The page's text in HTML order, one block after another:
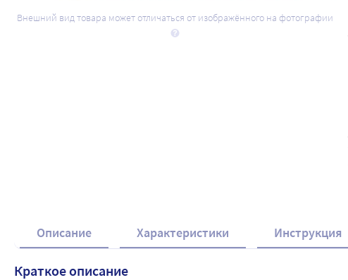
Внешний вид товара может отличаться от изображённого на фотографии
Описание Характеристики Инструкция
Краткое описание